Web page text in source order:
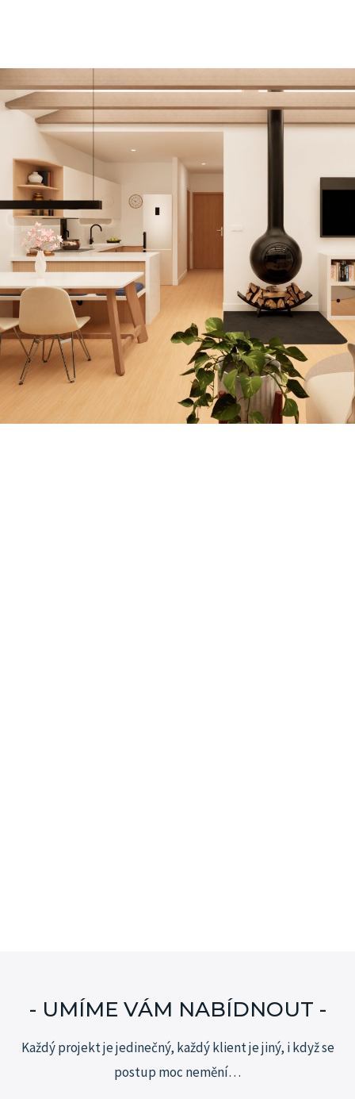
- UMÍME VÁM NABÍDNOUT -
Každý projekt je jedinečný, každý klient je jiný, i když se
postup moc nemění…